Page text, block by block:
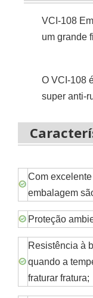
VCI-108
um grande
O VCI-108
super anti-
Com
embalagem
Proteção
Resistência à
quando a
fraturar fratura;